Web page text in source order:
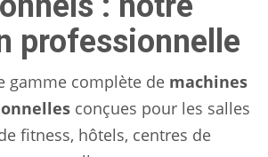
professionnelle
gamme complète de machines
conçues pour les salles
fitness, hôtels, centres de